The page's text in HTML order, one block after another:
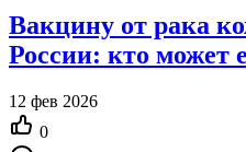
Вакцину от рака
России: кто может
12 фев 2026
0